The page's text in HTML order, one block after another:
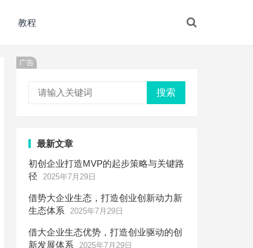
教程
广告
搜索
最新文章
初创企业打造MVP的起步策略与关键路
径
2025年7月29日
借势大企业生态，打造创业创新动力新
生态体系
2025年7月29日
借大企业生态优势，打造创业驱动的创
新发展体系
2025年7月29日